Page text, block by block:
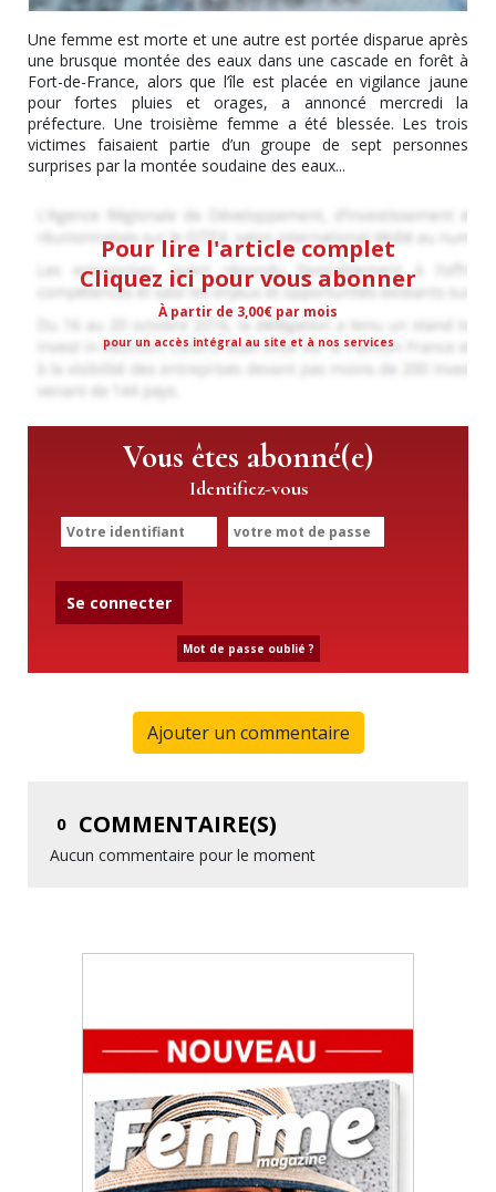
Une femme est morte et une autre est portée disparue après
une brusque montée des eaux dans une cascade en forêt à
Fort-de-France, alors que l’île est placée en vigilance jaune
pour fortes pluies et orages, a annoncé mercredi la
préfecture. Une troisième femme a été blessée. Les trois
victimes faisaient partie d’un groupe de sept personnes
surprises par la montée soudaine des eaux...
Pour lire l'article complet
Cliquez ici pour vous abonner
À partir de 3,00€ par mois
pour un accès intégral au site et à nos services
Vous êtes abonné(e)
Identifiez-vous
Se connecter
Mot de passe oublié ?
Ajouter un commentaire
0 COMMENTAIRE(S)
Aucun commentaire pour le moment